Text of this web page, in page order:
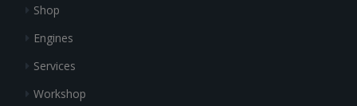
Shop
Engines
Services
Workshop